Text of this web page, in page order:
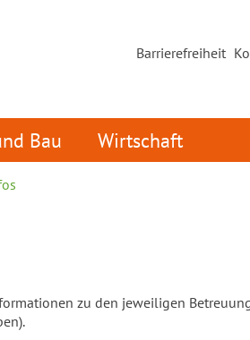
Barrierefreiheit
Bau Wirtschaft
zu den jeweiligen